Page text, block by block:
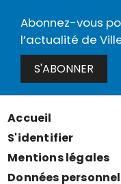
Abonnez-vous
l’actualité de
S'ABONNER
Menu
Pied
de
Accueil
S'identifier
Mentions légales
Données